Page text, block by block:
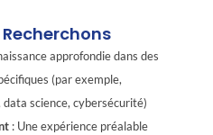
approfondie dans des
(par exemple,
science, cybersécurité)
: Une expérience préalable